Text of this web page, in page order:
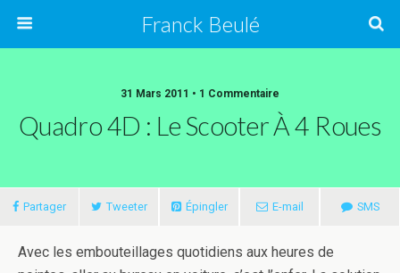
Franck Beulé
31 Mars 2011 • 1 Commentaire
Quadro 4D : Le Scooter À 4 Roues
Partager Tweeter Épingler E-mail SMS
Avec les embouteillages quotidiens aux heures de